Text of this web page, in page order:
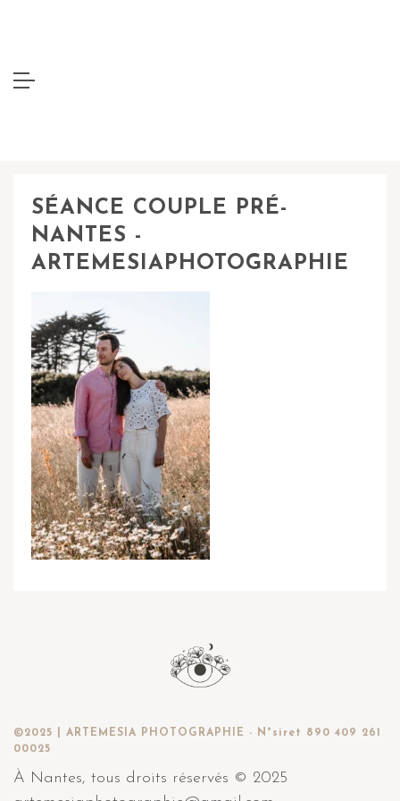
SÉANCE COUPLE PRÉ-
NANTES -
ARTEMESIAPHOTOGRAPHIE
©2025 | ARTEMESIA PHOTOGRAPHIE - N°siret 890 409 261
00025
À Nantes, tous droits réservés © 2025